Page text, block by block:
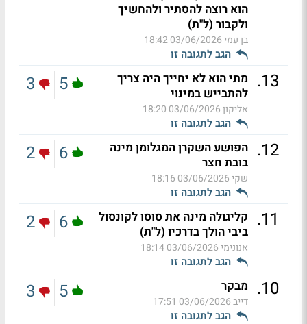
הוא רוצה להסתיר ולהחשיך
ולקבור (ל"ת)
בן עמי03/06/2026 18:42
הגב לתגובה זו
13
. מתי הוא לא יחייך היה צריך
להתבייש במינוי
אליקון03/06/2026 18:20
הגב לתגובה זו
5
3
12
. הפושע השקרן המגלומן מינה
בובת חצר
שקי03/06/2026 18:16
הגב לתגובה זו
6
2
11
. קליגולה מינה את סוסו לקונסול
ביבי הולך בדרכיו (ל"ת)
אנונימי03/06/2026 18:14
הגב לתגובה זו
6
2
10
. מבקר
דייב03/06/2026 17:51
הגב לתגובה זו
5
3